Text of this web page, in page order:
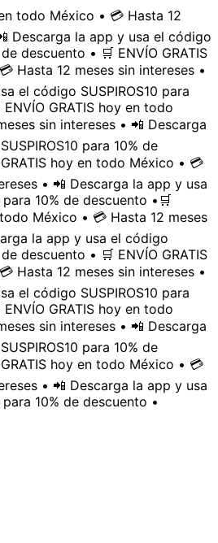
todo México • 💳 Hasta 12
Descarga la app y usa el código
descuento • 🛒 ENVÍO GRATIS
Hasta 12 meses sin intereses •
el código SUSPIROS10 para
GRATIS hoy en todo
sin intereses • 📲 Descarga
para 10% de
hoy en todo México • 💳
• 📲 Descarga la app y usa
10% de descuento • 🛒
México • 💳 Hasta 12 meses
la app y usa el código
descuento • 🛒 ENVÍO GRATIS
Hasta 12 meses sin intereses •
el código SUSPIROS10 para
GRATIS hoy en todo
sin intereses • 📲 Descarga
para 10% de
hoy en todo México • 💳
• 📲 Descarga la app y usa
10% de descuento •